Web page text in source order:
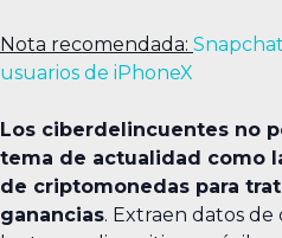
Nota recomendada:
usuarios de iPhoneX
Los ciberdelincuentes no
tema de actualidad como
de criptomonedas para
ganancias. Extraen datos de